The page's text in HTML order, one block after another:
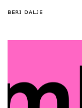
BERI DALJE